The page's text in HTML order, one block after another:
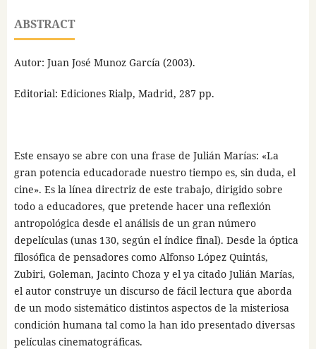
ABSTRACT
Autor: Juan José Munoz García (2003).
Editorial: Ediciones Rialp, Madrid, 287 pp.
Este ensayo se abre con una frase de Julián Marías: «La
gran potencia educadorade nuestro tiempo es, sin duda, el
cine». Es la línea directriz de este trabajo, dirigido sobre
todo a educadores, que pretende hacer una reflexión
antropológica desde el análisis de un gran número
depelículas (unas 130, según el índice final). Desde la óptica
filosófica de pensadores como Alfonso López Quintás,
Zubiri, Goleman, Jacinto Choza y el ya citado Julián Marías,
el autor construye un discurso de fácil lectura que aborda
de un modo sistemático distintos aspectos de la misteriosa
condición humana tal como la han ido presentado diversas
películas cinematográficas.